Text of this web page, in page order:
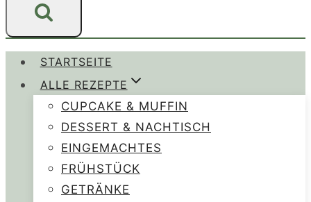
STARTSEITE
ALLE REZEPTE
CUPCAKE & MUFFIN
DESSERT & NACHTISCH
EINGEMACHTES
FRÜHSTÜCK
GETRÄNKE